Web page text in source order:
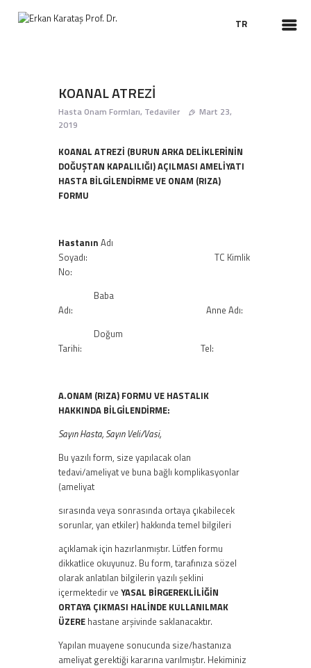
TR
ANASAYFA
HAKKIMDA
TEDAVILER
CERRAHILER
HASTA BILGILENDIRME
KOANAL ATREZİ
Hasta Onam Formları, Tedaviler
Mart 23,
2019
KOANAL ATREZİ (BURUN ARKA DELİKLERİNİN
DOĞUŞTAN KAPALILIĞI) AÇILMASI AMELİYATI
HASTA BİLGİLENDİRME VE ONAM (RIZA)
FORMU
Hastanın Adı
Soyadı: TC Kimlik
No:
Baba
Adı: Anne Adı:
Doğum
Tarihi: Tel:
A.ONAM (RIZA) FORMU VE HASTALIK
HAKKINDA BİLGİLENDİRME:
Sayın Hasta, Sayın Veli/Vasi,
Bu yazılı form, size yapılacak olan
tedavi/ameliyat ve buna bağlı komplikasyonlar
(ameliyat
sırasında veya sonrasında ortaya çıkabilecek
sorunlar, yan etkiler) hakkında temel bilgileri
açıklamak için hazırlanmıştır. Lütfen formu
dikkatlice okuyunuz. Bu form, tarafınıza sözel
olarak anlatılan bilgilerin yazılı şeklini
içermektedir ve YASAL BİRGEREKLİLİĞİN
ORTAYA ÇIKMASI HALİNDE KULLANILMAK
ÜZERE hastane arşivinde saklanacaktır.
Yapılan muayene sonucunda size/hastanıza
ameliyat gerektiği kararına varılmıştır. Hekiminiz